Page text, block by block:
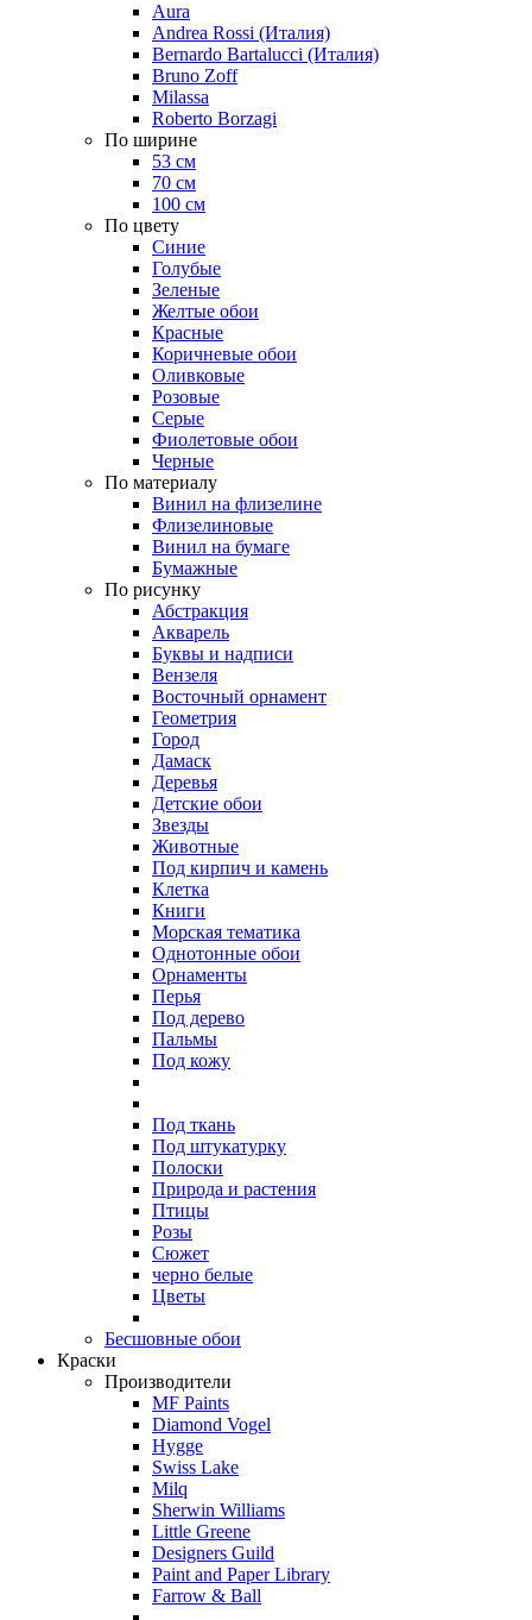
Aura
Andrea Rossi (Италия)
Bernardo Bartalucci (Италия)
Bruno Zoff
Milassa
Roberto Borzagi
По ширине
53 см
70 см
100 см
По цвету
Синие
Голубые
Зеленые
Желтые обои
Красные
Коричневые обои
Оливковые
Розовые
Серые
Фиолетовые обои
Черные
По материалу
Винил на флизелине
Флизелиновые
Винил на бумаге
Бумажные
По рисунку
Абстракция
Акварель
Буквы и надписи
Вензеля
Восточный орнамент
Геометрия
Город
Дамаск
Деревья
Детские обои
Звезды
Животные
Под кирпич и камень
Клетка
Книги
Морская тематика
Однотонные обои
Орнаменты
Перья
Под дерево
Пальмы
Под кожу
Под ткань
Под штукатурку
Полоски
Природа и растения
Птицы
Розы
Сюжет
черно белые
Цветы
Бесшовные обои
Краски
Производители
MF Paints
Diamond Vogel
Hygge
Swiss Lake
Milq
Sherwin Williams
Little Greene
Designers Guild
Paint and Paper Library
Farrow & Ball